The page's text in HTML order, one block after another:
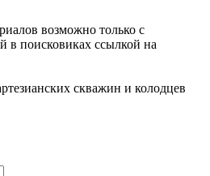
возможно только с
в поисковиках ссылкой на
скважин и колодцев